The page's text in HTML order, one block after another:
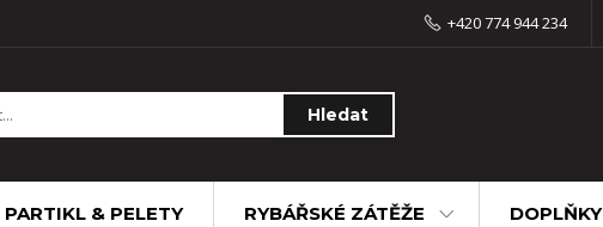
Hledat
+420 774 944 234
PARTIKL & PELETY RYBÁŘSKÉ ZÁTĚŽE DOPLŇKY